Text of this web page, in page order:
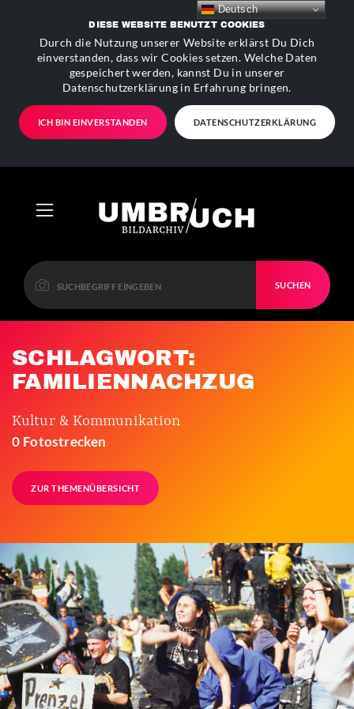
DIESE WEBSITE BENUTZT COOKIES
Durch die Nutzung unserer Website erklärst Du Dich
einverstanden, dass wir Cookies setzen. Welche Daten
gespeichert werden, kannst Du in unserer
Datenschutzerklärung in Erfahrung bringen.
ICH BIN EINVERSTANDEN DATENSCHUTZERKLÄRUNG
SUCHEN
SCHLAGWORT:
FAMILIENNACHZUG
Kultur & Kommunikation
0 Fotostrecken
ZUR THEMENÜBERSICHT
Deutsch